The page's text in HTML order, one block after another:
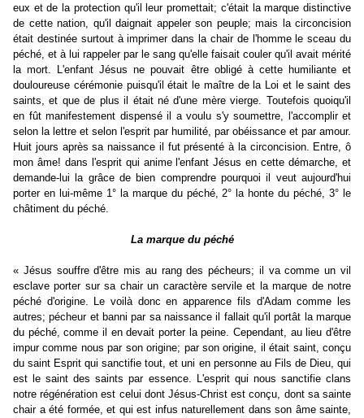
eux et de la protection qu'il leur promettait; c'était la marque distinctive
de cette nation, qu'il daignait appeler son peuple; mais la circoncision
était destinée surtout à imprimer dans la chair de l'homme le sceau du
péché, et à lui rappeler par le sang qu'elle faisait couler qu'il avait mérité
la mort. L'enfant Jésus ne pouvait être obligé à cette humiliante et
douloureuse cérémonie puisqu'il était le maître de la Loi et le saint des
saints, et que de plus il était né d'une mère vierge. Toutefois quoiqu'il
en fût manifestement dispensé il a voulu s'y soumettre, l'accomplir et
selon la lettre et selon l'esprit par humilité, par obéissance et par amour.
Huit jours après sa naissance il fut présenté à la circoncision. Entre, ô
mon âme! dans l'esprit qui anime l'enfant Jésus en cette démarche, et
demande-lui la grâce de bien comprendre pourquoi il veut aujourd'hui
porter en lui-même 1° la marque du péché, 2° la honte du péché, 3° le
châtiment du péché.
La marque du péché
« Jésus souffre d'être mis au rang des pécheurs; il va comme un vil
esclave porter sur sa chair un caractère servile et la marque de notre
péché d'origine. Le voilà donc en apparence fils d'Adam comme les
autres; pécheur et banni par sa naissance il fallait qu'il portât la marque
du péché, comme il en devait porter la peine. Cependant, au lieu d'être
impur comme nous par son origine; par son origine, il était saint, conçu
du saint Esprit qui sanctifie tout, et uni en personne au Fils de Dieu, qui
est le saint des saints par essence. L'esprit qui nous sanctifie clans
notre régénération est celui dont Jésus-Christ est conçu, dont sa sainte
chair a été formée, et qui est infus naturellement dans son âme sainte,